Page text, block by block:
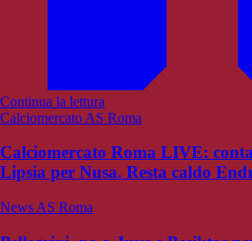
Continua la lettura
Calciomercato AS Roma
Calciomercato Roma LIVE:
Lipsia per Nusa. Resta caldo
News AS Roma